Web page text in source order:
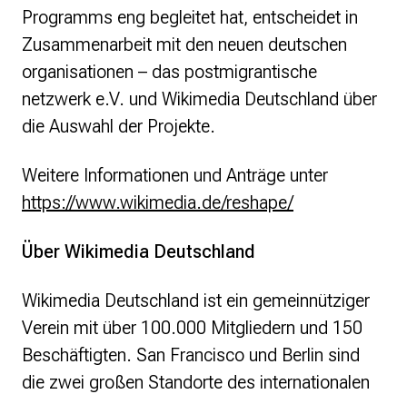
Programms eng begleitet hat, entscheidet in
Zusammenarbeit mit den neuen deutschen
organisationen – das postmigrantische
netzwerk e.V. und Wikimedia Deutschland über
die Auswahl der Projekte.
Weitere Informationen und Anträge unter
https://www.wikimedia.de/reshape/
Über Wikimedia Deutschland
Wikimedia Deutschland ist ein gemeinnütziger
Verein mit über 100.000 Mitgliedern und 150
Beschäftigten. San Francisco und Berlin sind
die zwei großen Standorte des internationalen